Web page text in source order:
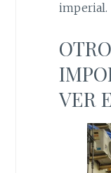
imperial.
VER